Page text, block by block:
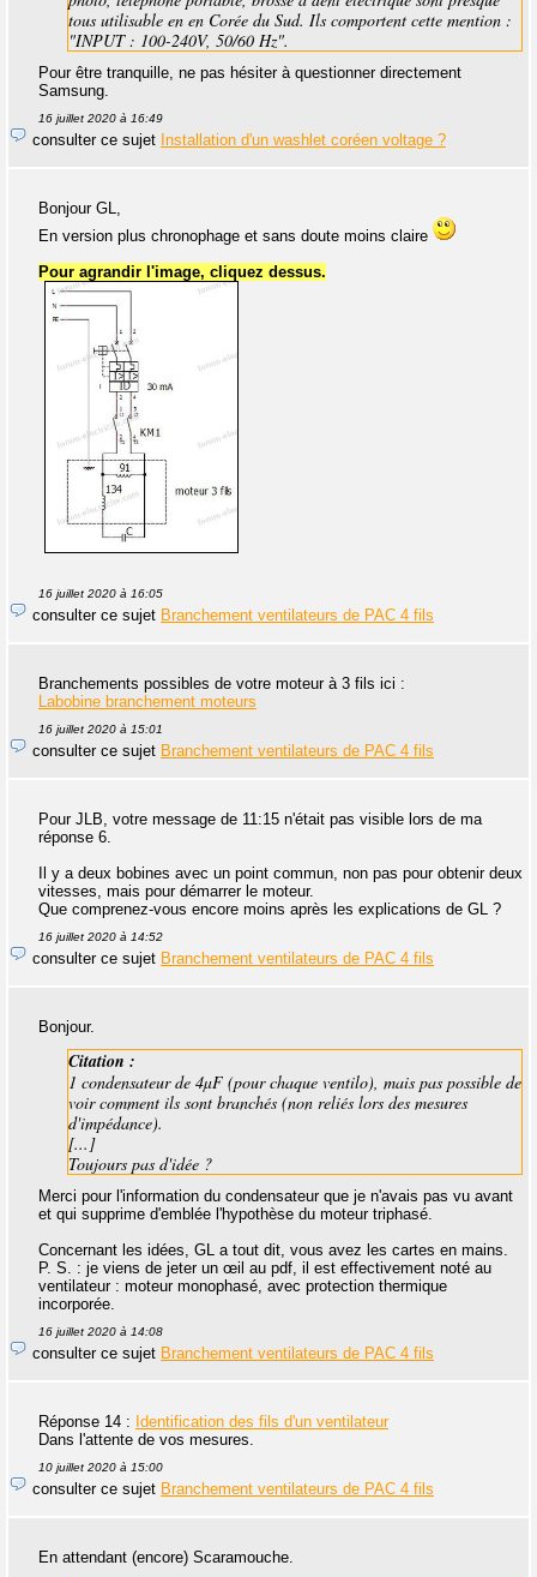
tous utilisable en en Corée du Sud. Ils comportent cette mention :
"INPUT : 100-240V, 50/60 Hz".
Pour être tranquille, ne pas hésiter à questionner directement
Samsung.
16 juillet 2020 à 16:49
consulter ce sujet Installation d'un washlet coréen voltage ?
Bonjour GL,
En version plus chronophage et sans doute moins claire
Pour agrandir l'image, cliquez dessus.
16 juillet 2020 à 16:05
consulter ce sujet Branchement ventilateurs de PAC 4 fils
Branchements possibles de votre moteur à 3 fils ici :
Labobine branchement moteurs
16 juillet 2020 à 15:01
consulter ce sujet Branchement ventilateurs de PAC 4 fils
Pour JLB, votre message de 11:15 n'était pas visible lors de ma
réponse 6.
Il y a deux bobines avec un point commun, non pas pour obtenir deux
vitesses, mais pour démarrer le moteur.
Que comprenez-vous encore moins après les explications de GL ?
16 juillet 2020 à 14:52
consulter ce sujet Branchement ventilateurs de PAC 4 fils
Bonjour.
Citation :
1 condensateur de 4µF (pour chaque ventilo), mais pas possible de
voir comment ils sont branchés (non reliés lors des mesures
d'impédance).
[...]
Toujours pas d'idée ?
Merci pour l'information du condensateur que je n'avais pas vu avant
et qui supprime d'emblée l'hypothèse du moteur triphasé.
Concernant les idées, GL a tout dit, vous avez les cartes en mains.
P. S. : je viens de jeter un œil au pdf, il est effectivement noté au
ventilateur : moteur monophasé, avec protection thermique
incorporée.
16 juillet 2020 à 14:08
consulter ce sujet Branchement ventilateurs de PAC 4 fils
Réponse 14 : Identification des fils d'un ventilateur
Dans l'attente de vos mesures.
10 juillet 2020 à 15:00
consulter ce sujet Branchement ventilateurs de PAC 4 fils
En attendant (encore) Scaramouche.